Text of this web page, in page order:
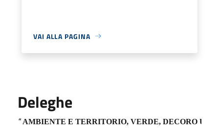
VAI ALLA PAGINA
Deleghe
“ AMBIENTE E TERRITORIO, VERDE, DECORO